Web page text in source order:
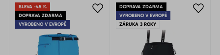
výpravy. Ideální na zimní
sporty.
SLEVA -45 %
DOPRAVA ZDARMA
VYROBENO V EVROPĚ
DOPRAVA ZDARMA
VYROBENO V EVROPĚ
ZÁRUKA 3 ROKY